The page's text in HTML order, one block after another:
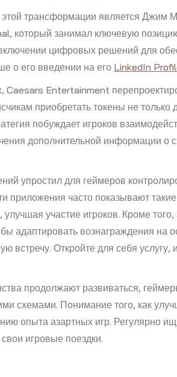
этой трансформации является Джим
который занимал ключевую
цифровых решений для
о его введении на его LinkedIn
Caesars Entertainment
приобретать токены не только
побуждает игроков
дополнительной информации о
упростил для геймеров
приложения часто показывают
участие игроков. Кроме
адаптировать вознаграждения на
встречу. Откройте для себя
продолжают развиваться,
схемами. Понимание того, как
опыта азартных игр. Регулярно
игровые поездки.